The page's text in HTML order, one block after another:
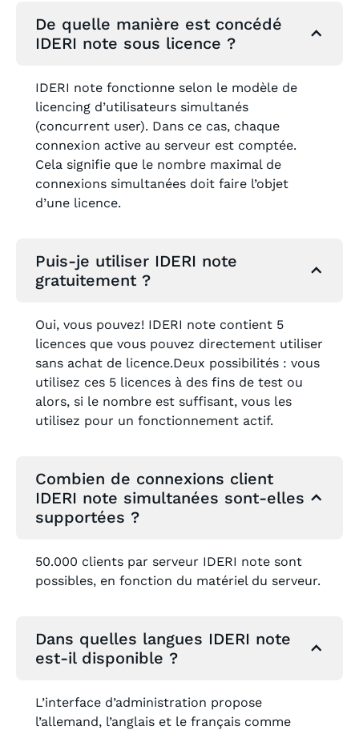
De quelle manière est concédé
IDERI note sous licence ?
IDERI note fonctionne selon le modèle de
licencing d’utilisateurs simultanés
(concurrent user). Dans ce cas, chaque
connexion active au serveur est comptée.
Cela signifie que le nombre maximal de
connexions simultanées doit faire l’objet
d’une licence.
Puis-je utiliser IDERI note
gratuitement ?
Oui, vous pouvez! IDERI note contient 5
licences que vous pouvez directement utiliser
sans achat de licence.Deux possibilités : vous
utilisez ces 5 licences à des fins de test ou
alors, si le nombre est suffisant, vous les
utilisez pour un fonctionnement actif.
Combien de connexions client
IDERI note simultanées sont-elles
supportées ?
50.000 clients par serveur IDERI note sont
possibles, en fonction du matériel du serveur.
Dans quelles langues IDERI note
est-il disponible ?
L’interface d’administration propose
l’allemand, l’anglais et le français comme